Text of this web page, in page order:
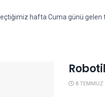
hafta Cuma günü gelen
8 TEMMUZ